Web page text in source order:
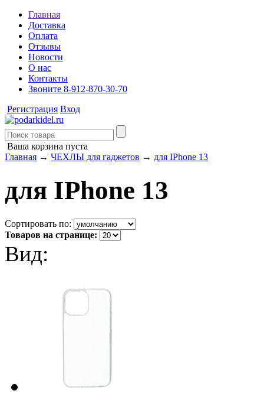
Главная
Доставка
Оплата
Отзывы
Новости
О нас
Контакты
Звоните 8-912-870-30-70
Регистрация Вход
Ваша корзина пуста
Главная → ЧЕХЛЫ для гаджетов → для IPhone 13
для IPhone 13
Сортировать по:
Товаров на странице:
Вид: